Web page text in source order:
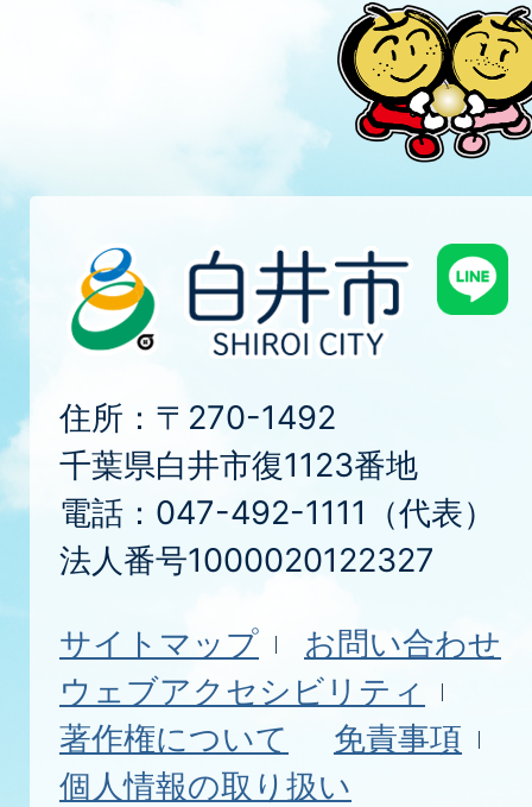
住所：〒270-1492
千葉県白井市復1123番地
電話：047-492-1111（代表）
法人番号1000020122327
サイトマップ
お問い合わせ
ウェブアクセシビリティ
著作権について
免責事項
個人情報の取り扱い